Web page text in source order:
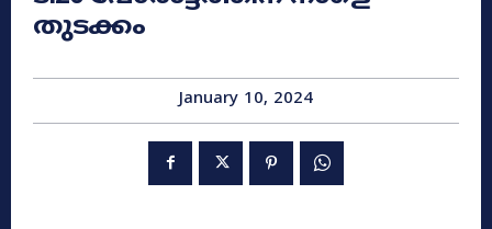
തുടക്കം
January 10, 2024